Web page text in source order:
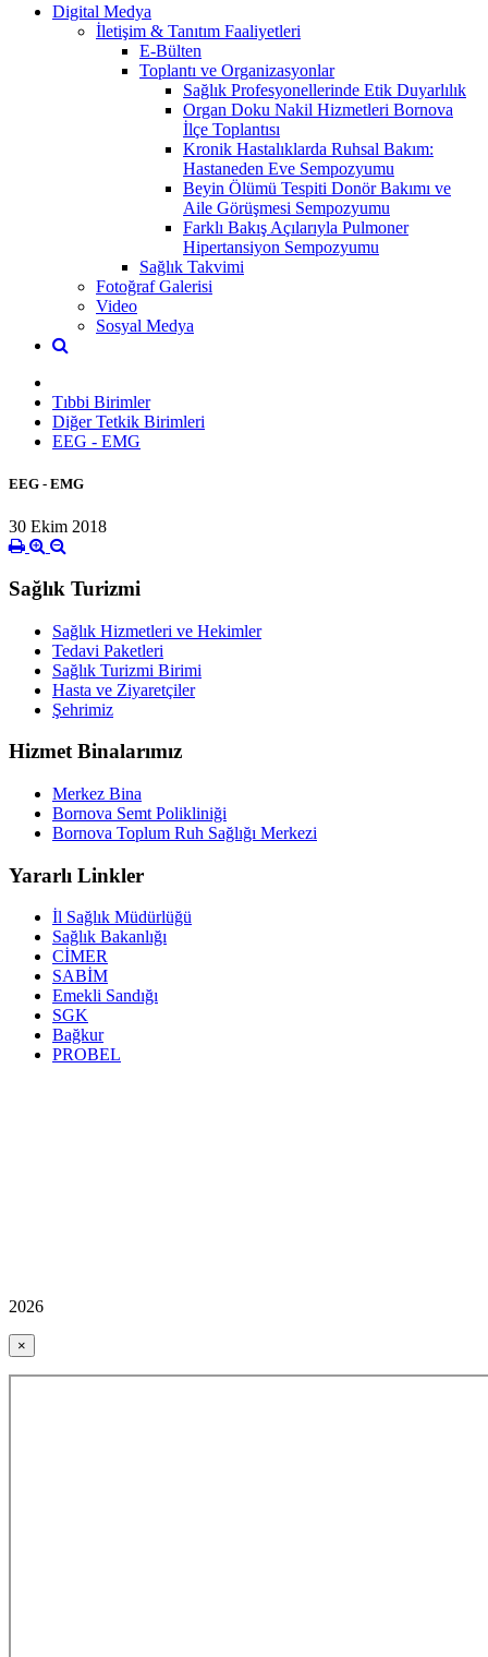
Digital Medya
İletişim & Tanıtım Faaliyetleri
E-Bülten
Toplantı ve Organizasyonlar
Sağlık Profesyonellerinde Etik Duyarlılık
Organ Doku Nakil Hizmetleri Bornova
İlçe Toplantısı
Kronik Hastalıklarda Ruhsal Bakım:
Hastaneden Eve Sempozyumu
Beyin Ölümü Tespiti Donör Bakımı ve
Aile Görüşmesi Sempozyumu
Farklı Bakış Açılarıyla Pulmoner
Hipertansiyon Sempozyumu
Sağlık Takvimi
Fotoğraf Galerisi
Video
Sosyal Medya
Tıbbi Birimler
Diğer Tetkik Birimleri
EEG - EMG
EEG - EMG
30 Ekim 2018
Sağlık Turizmi
Sağlık Hizmetleri ve Hekimler
Tedavi Paketleri
Sağlık Turizmi Birimi
Hasta ve Ziyaretçiler
Şehrimiz
Hizmet Binalarımız
Merkez Bina
Bornova Semt Polikliniği
Bornova Toplum Ruh Sağlığı Merkezi
Yararlı Linkler
İl Sağlık Müdürlüğü
Sağlık Bakanlığı
CİMER
SABİM
Emekli Sandığı
SGK
Bağkur
PROBEL
2026
×